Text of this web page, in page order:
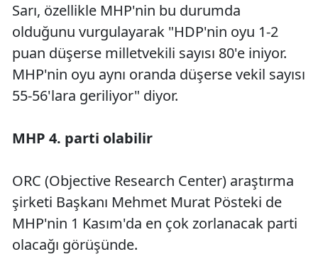
Sarı, özellikle MHP'nin bu durumda
olduğunu vurgulayarak "HDP'nin oyu 1-2
puan düşerse milletvekili sayısı 80'e iniyor.
MHP'nin oyu aynı oranda düşerse vekil sayısı
55-56'lara geriliyor" diyor.
MHP 4. parti olabilir
ORC (Objective Research Center) araştırma
şirketi Başkanı Mehmet Murat Pösteki de
MHP'nin 1 Kasım'da en çok zorlanacak parti
olacağı görüşünde.